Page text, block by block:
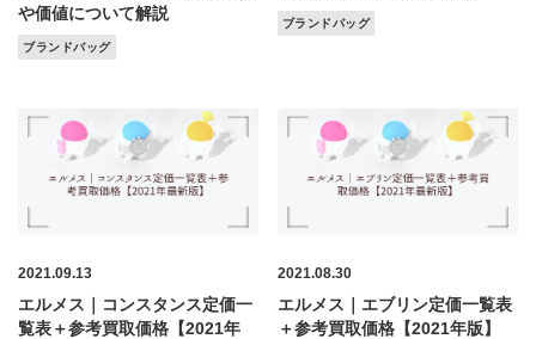
や価値について解説
ブランドバッグ
ブランドバッグ
2021.09.13
エルメス｜コンスタンス定価一
覧表＋参考買取価格【2021年
2021.08.30
エルメス｜エブリン定価一覧表
＋参考買取価格【2021年版】